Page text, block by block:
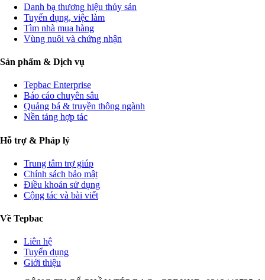
Danh bạ thương hiệu thủy sản
Tuyển dụng, việc làm
Tìm nhà mua hàng
Vùng nuôi và chứng nhận
Sản phẩm & Dịch vụ
Tepbac Enterprise
Báo cáo chuyên sâu
Quảng bá & truyền thông ngành
Nền tảng hợp tác
Hỗ trợ & Pháp lý
Trung tâm trợ giúp
Chính sách bảo mật
Điều khoản sử dụng
Cộng tác và bài viết
Về Tepbac
Liên hệ
Tuyển dụng
Giới thiệu